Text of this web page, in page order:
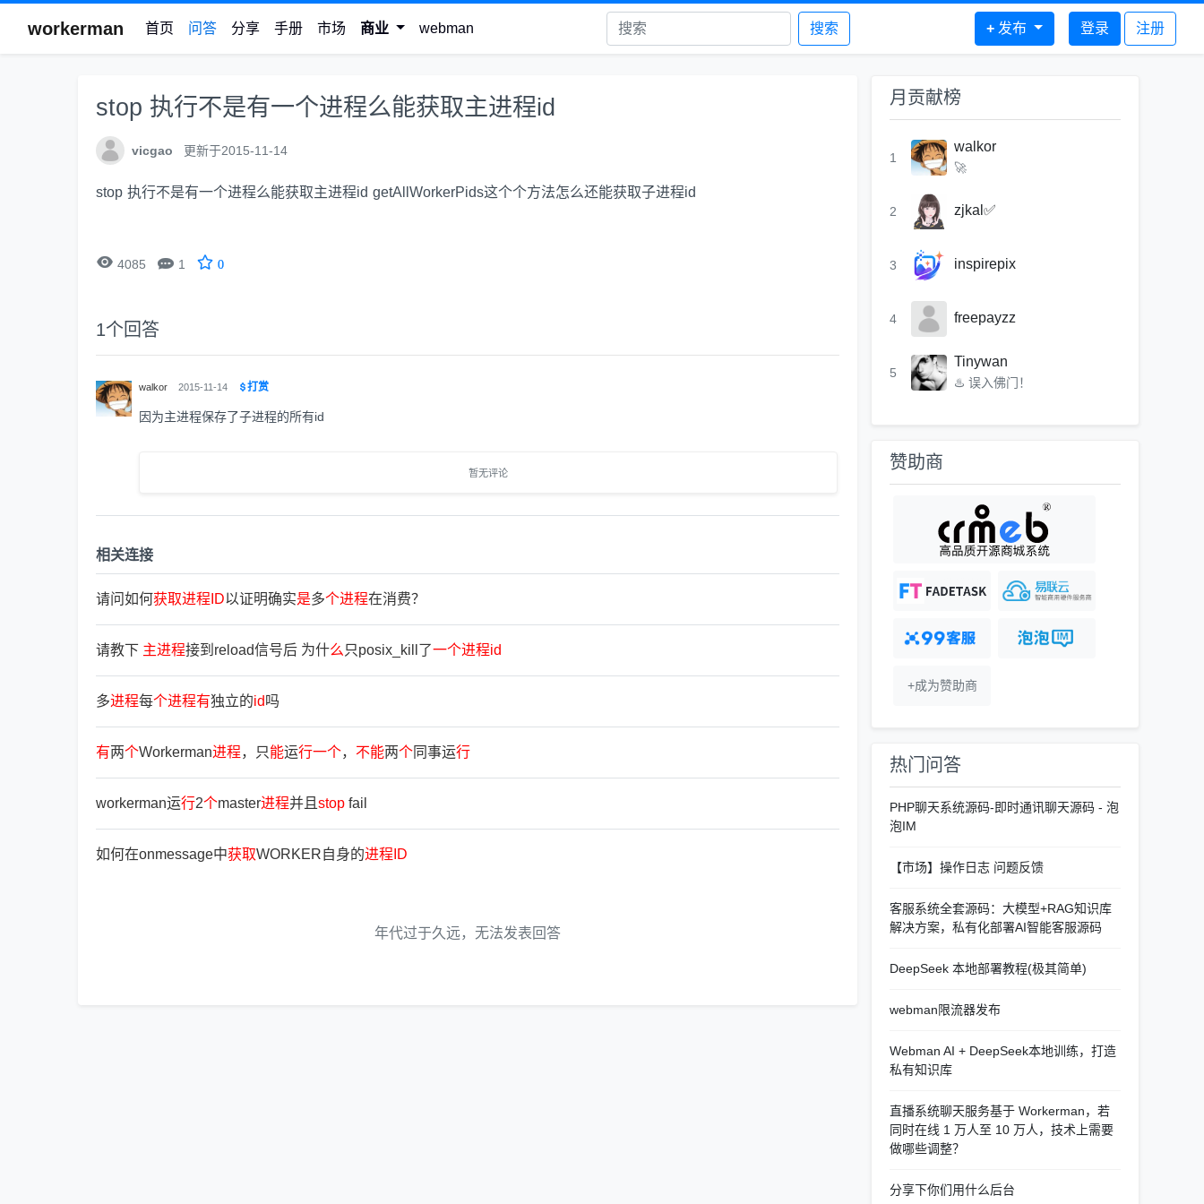
workerman 首页 问答 分享 手册 市场 商业 webman 搜索 + 发布 登录 注册
stop 执行不是有一个进程么能获取主进程id
vicgao 更新于2015-11-14
stop 执行不是有一个进程么能获取主进程id getAllWorkerPids这个个方法怎么还能获取子进程id
 4085  1 0
1个回答
walkor 2015-11-14 打赏
因为主进程保存了子进程的所有id
暂无评论
相关连接
请问如何获取进程 ID以证明确实是多个进程在消费？
请教下 主进程接到reload信号后 为什么只posix_kill了一个进程id
多进程每个进程有独立的id 吗
有两个Workerman进程，只能运行一个， 不能两个同事运行
workerman运行2个master进程并且 stop fail
如何在onmessage中获取WORKER自身的进程 ID
年代过于久远，无法发表回答
月贡献榜
1
walkor
🚀
2 zjkal✅
3 inspirepix
4 freepayzz
5
Tinywan
♨️ 误入佛门！
赞助商
+成为赞助商
热门问答
PHP聊天系统源码-即时通讯聊天源码 - 泡
泡IM
【市场】操作日志 问题反馈
客服系统全套源码：大模型+RAG知识库
解决方案，私有化部署AI智能客服源码
DeepSeek 本地部署教程(极其简单)
webman限流器发布
Webman AI + DeepSeek本地训练，打造
私有知识库
直播系统聊天服务基于 Workerman，若
同时在线 1 万人至 10 万人，技术上需要
做哪些调整？
分享下你们用什么后台